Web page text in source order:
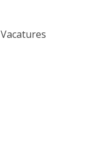
Vacatures